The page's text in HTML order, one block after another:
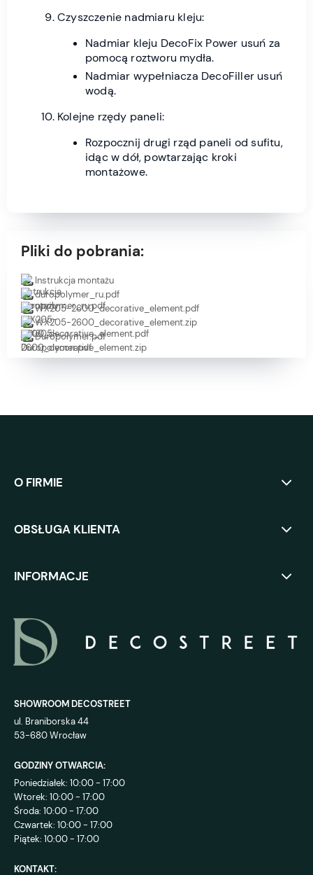
Czyszczenie nadmiaru kleju:
Nadmiar kleju DecoFix Power usuń za
pomocą roztworu mydła.
Nadmiar wypełniacza DecoFiller usuń
wodą.
Kolejne rzędy paneli:
Rozpocznij drugi rząd paneli od sufitu,
idąc w dół, powtarzając kroki
montażowe.
Pliki do pobrania:
Instrukcja montażu
duropolymer_ru.pdf
WX205-2600_decorative_element.pdf
WX205-2600_decorative_element.zip
Duropolymer.pdf
O FIRMIE
OBSŁUGA KLIENTA
INFORMACJE
SHOWROOM DECOSTREET
ul. Braniborska 44
53-680 Wrocław
GODZINY OTWARCIA:
Poniedziałek: 10:00 - 17:00
Wtorek: 10:00 - 17:00
Środa: 10:00 - 17:00
Czwartek: 10:00 - 17:00
Piątek: 10:00 - 17:00
KONTAKT: